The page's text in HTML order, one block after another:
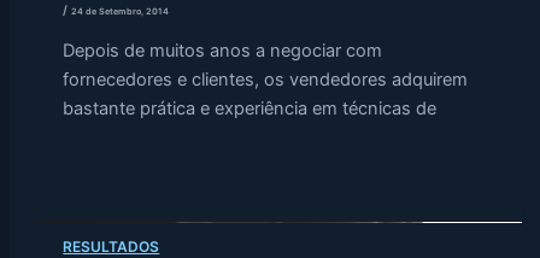
/24 de Setembro, 2014
Depois de muitos anos a negociar com
fornecedores e clientes, os vendedores adquirem
bastante prática e experiência em técnicas de
RESULTADOS